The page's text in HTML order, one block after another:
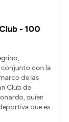
- 100
conjunto con la
de las
Club de
quien
que es